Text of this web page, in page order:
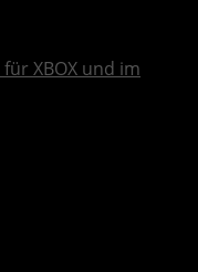
für XBOX und im